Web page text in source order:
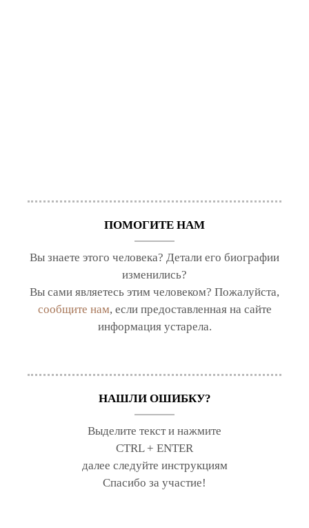
ПОМОГИТЕ НАМ
Вы знаете этого человека? Детали его биографии
изменились?
Вы сами являетесь этим человеком? Пожалуйста,
сообщите нам, если предоставленная на сайте
информация устарела.
НАШЛИ ОШИБКУ?
Выделите текст и нажмите
CTRL + ENTER
далее следуйте инструкциям
Спасибо за участие!